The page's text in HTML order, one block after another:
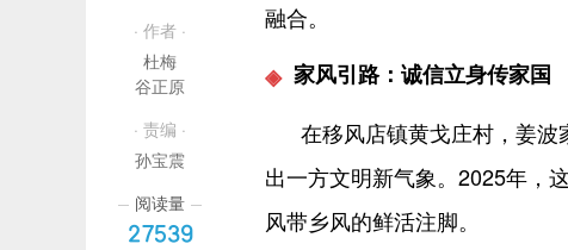
融合。
家风引路：诚信立身传家国
在移风店镇黄戈庄村，姜
出一方文明新气象。2025年，
风带乡风的鲜活注脚。
· 作者 ·
杜梅
谷正原
· 责编 ·
孙宝震
阅读量
27539